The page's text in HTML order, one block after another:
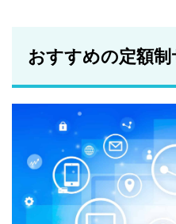
おすすめの定額